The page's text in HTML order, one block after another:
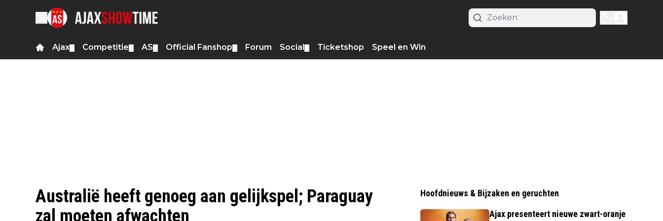
Ajax Competitie AS Official Fanshop Forum Social Ticketshop Speel en Win
Australië heeft genoeg aan gelijkspel; Paraguay
zal moeten afwachten
Hoofdnieuws & Bijzaken en geruchten
Ajax presenteert nieuwe zwart-oranje